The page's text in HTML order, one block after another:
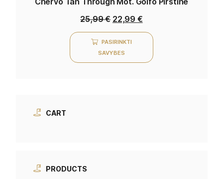
25,99€ 22,99 €
PASIRINKTI
SAVYBES
CART
PRODUCTS